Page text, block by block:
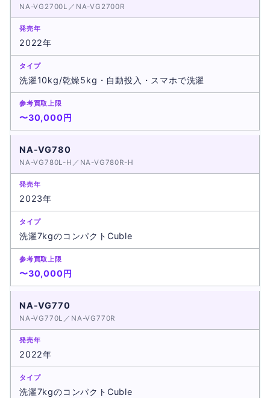
NA-VG2700L／NA-VG2700R
2022年
洗濯10kg/乾燥5kg・自動投入・スマホで洗濯
〜30,000円
NA-VG780
NA-VG780L-H／NA-VG780R-H
2023年
洗濯7kgのコンパクトCuble
〜30,000円
NA-VG770
NA-VG770L／NA-VG770R
2022年
洗濯7kgのコンパクトCuble